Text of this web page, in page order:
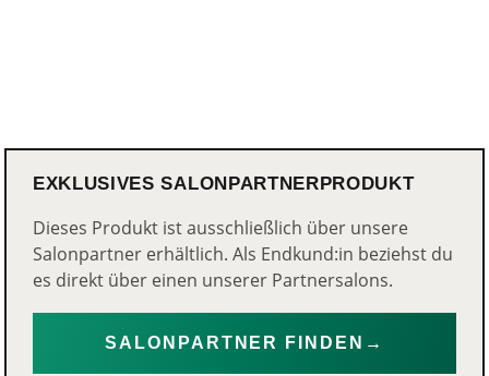
EXKLUSIVES SALONPARTNERPRODUKT
Dieses Produkt ist ausschließlich über unsere
Salonpartner erhältlich. Als Endkund:in beziehst du
es direkt über einen unserer Partnersalons.
SALONPARTNER FINDEN →